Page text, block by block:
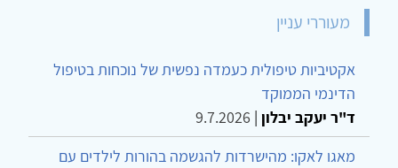
מעוררי עניין
אקטיביות טיפולית כעמדה נפשית של נוכחות בטיפול
הדינמי הממוקד
ד"ר יעקב יבלון |
9.7.2026
מאגו לאקו: מהישרדות להגשמה בהורות לילדים עם